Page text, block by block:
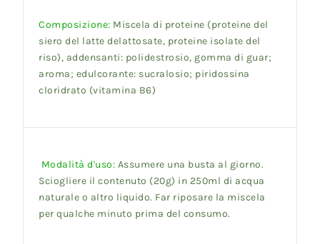
Composizione: Miscela di proteine (proteine del
siero del latte delattosate, proteine isolate del
riso), addensanti: polidestrosio, gomma di guar;
aroma; edulcorante: sucralosio; piridossina
cloridrato (vitamina B6)
Modalità d'uso: Assumere una busta al giorno.
Sciogliere il contenuto (20g) in 250ml di acqua
naturale o altro liquido. Far riposare la miscela
per qualche minuto prima del consumo.